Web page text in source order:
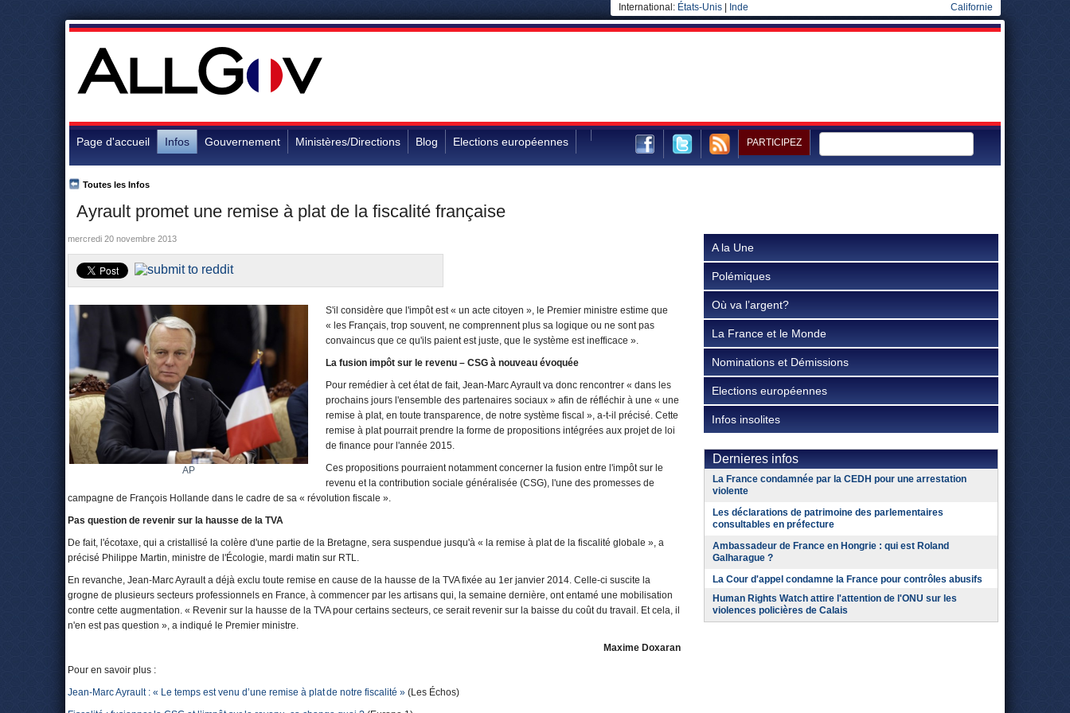
International: États-Unis Inde Californie
Page d'accueil Infos Gouvernement Ministères/Directions Blog Elections européennes PARTICIPEZ
Ayrault promet une remise à plat de la fiscalité française
Toutes les Infos
mercredi 20 novembre 2013
AP
S'il considère que l'impôt est « un acte citoyen », le Premier ministre estime que
« les Français, trop souvent, ne comprennent plus sa logique ou ne sont pas
convaincus que ce qu'ils paient est juste, que le système est inefficace ».
La fusion impôt sur le revenu – CSG à nouveau évoquée
Pour remédier à cet état de fait, Jean-Marc Ayrault va donc rencontrer « dans les
prochains jours l'ensemble des partenaires sociaux » afin de réfléchir à une « une
remise à plat, en toute transparence, de notre système fiscal », a-t-il précisé. Cette
remise à plat pourrait prendre la forme de propositions intégrées aux projet de loi
de finance pour l'année 2015.
Ces propositions pourraient notamment concerner la fusion entre l'impôt sur le
revenu et la contribution sociale généralisée (CSG), l'une des promesses de
campagne de François Hollande dans le cadre de sa « révolution fiscale ».
Pas question de revenir sur la hausse de la TVA
De fait, l'écotaxe, qui a cristallisé la colère d'une partie de la Bretagne, sera suspendue jusqu'à « la remise à plat de la fiscalité globale », a
précisé Philippe Martin, ministre de l'Écologie, mardi matin sur RTL.
En revanche, Jean-Marc Ayrault a déjà exclu toute remise en cause de la hausse de la TVA fixée au 1er janvier 2014. Celle-ci suscite la
grogne de plusieurs secteurs professionnels en France, à commencer par les artisans qui, la semaine dernière, ont entamé une mobilisation
contre cette augmentation. « Revenir sur la hausse de la TVA pour certains secteurs, ce serait revenir sur la baisse du coût du travail. Et cela, il
n'en est pas question », a indiqué le Premier ministre.
Maxime Doxaran
Pour en savoir plus :
Jean-Marc Ayrault : « Le temps est venu d’une remise à plat de notre fiscalité » (Les Échos)
A la Une
Polémiques
Où va l’argent?
La France et le Monde
Nominations et Démissions
Elections européennes
Infos insolites
Dernieres infos
La France condamnée par la CEDH pour une arrestation
violente
Les déclarations de patrimoine des parlementaires
consultables en préfecture
Ambassadeur de France en Hongrie : qui est Roland
Galharague ?
La Cour d'appel condamne la France pour contrôles abusifs
Human Rights Watch attire l'attention de l'ONU sur les
violences policières de Calais